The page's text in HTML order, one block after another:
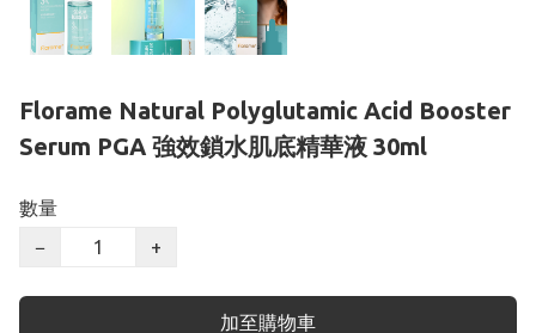
Florame Natural Polyglutamic Acid Booster
Serum PGA 強效鎖水肌底精華液 30ml
數量
−
+
加至購物車